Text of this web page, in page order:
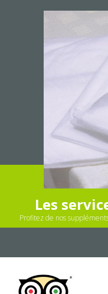
Les
Profitez de nos